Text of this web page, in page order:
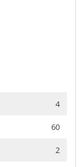
4
60
2